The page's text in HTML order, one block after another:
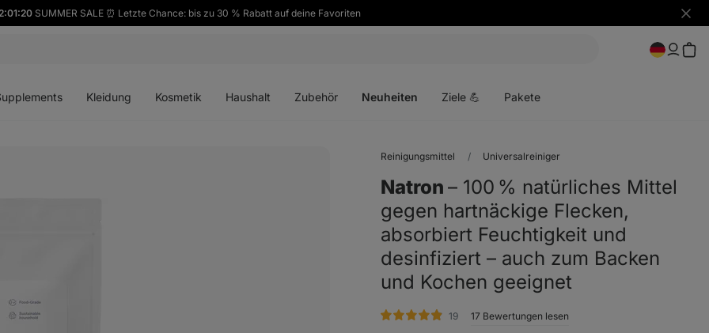
SUMMER SALE ⏰ Letzte Chance: bis zu 30 % Rabatt auf deine Favoriten
Kleidung Kosmetik Haushalt Zubehör Neuheiten Ziele 💪 Pakete
Reinigungsmittel Universalreiniger
Natron ⁠–⁠ 100 % natürliches Mittel
gegen hartnäckige Flecken,
absorbiert Feuchtigkeit und
desinfiziert – auch zum Backen
und Kochen geeignet
19Bewertungen
17 Bewertungen lesen